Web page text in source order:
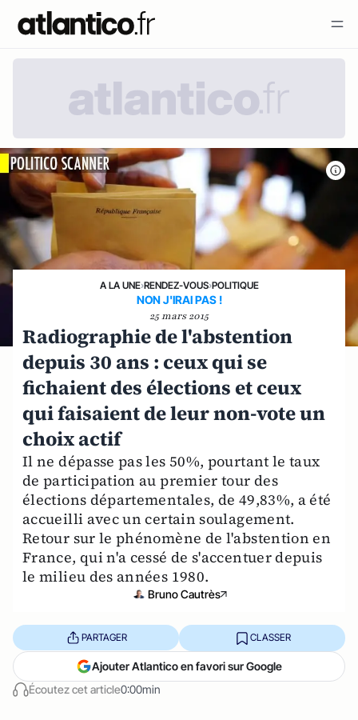
A LA UNE›RENDEZ-VOUS›POLITIQUE
NON J'IRAI PAS !
25 mars 2015
Radiographie de l'abstention
depuis 30 ans : ceux qui se
fichaient des élections et ceux
qui faisaient de leur non-vote un
choix actif
Il ne dépasse pas les 50%, pourtant le taux
de participation au premier tour des
élections départementales, de 49,83%, a été
accueilli avec un certain soulagement.
Retour sur le phénomène de l'abstention en
France, qui n'a cessé de s'accentuer depuis
le milieu des années 1980.
Bruno Cautrès
Écoutez cet article0:00min
PARTAGER CLASSER
Ajouter Atlantico en favori sur Google